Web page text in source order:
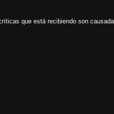
que está recibiendo son